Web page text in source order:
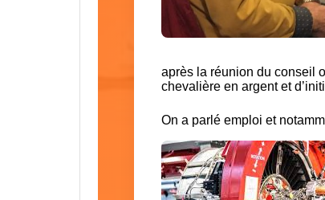
après la réunion du conseil
chevalière en argent et
On a parlé emploi et